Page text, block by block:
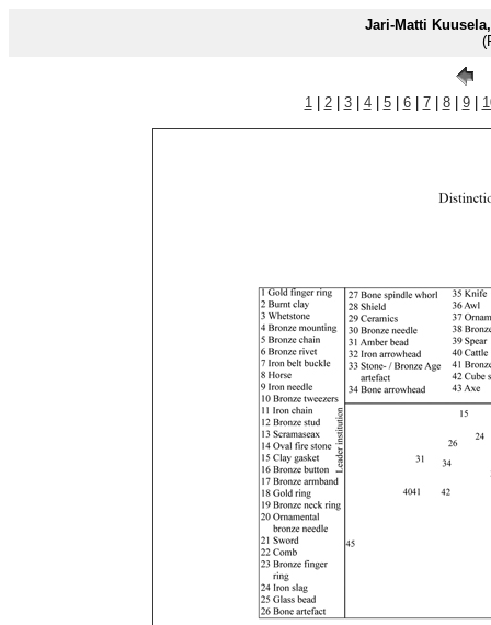
Jari-Matti
1| 2| 3| 4| 5| 6| 7| 8| 9|